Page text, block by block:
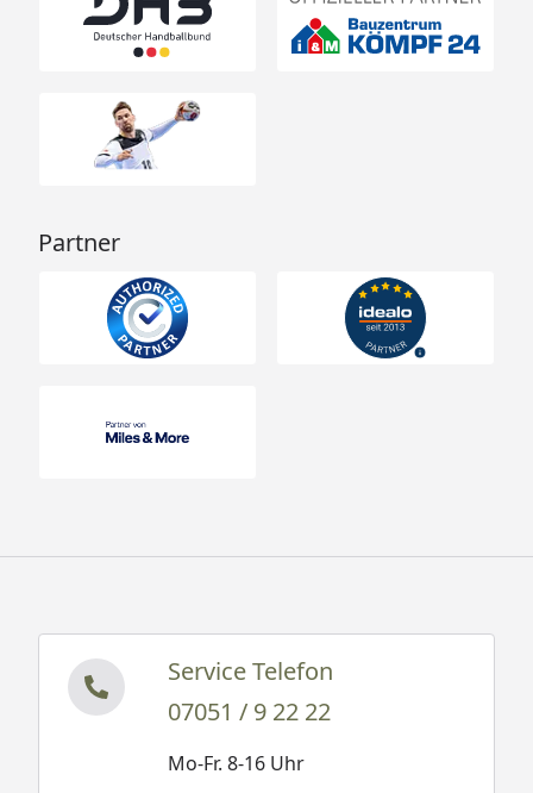
Partner
Service Telefon
07051 / 9 22 22
Mo-Fr. 8-16 Uhr